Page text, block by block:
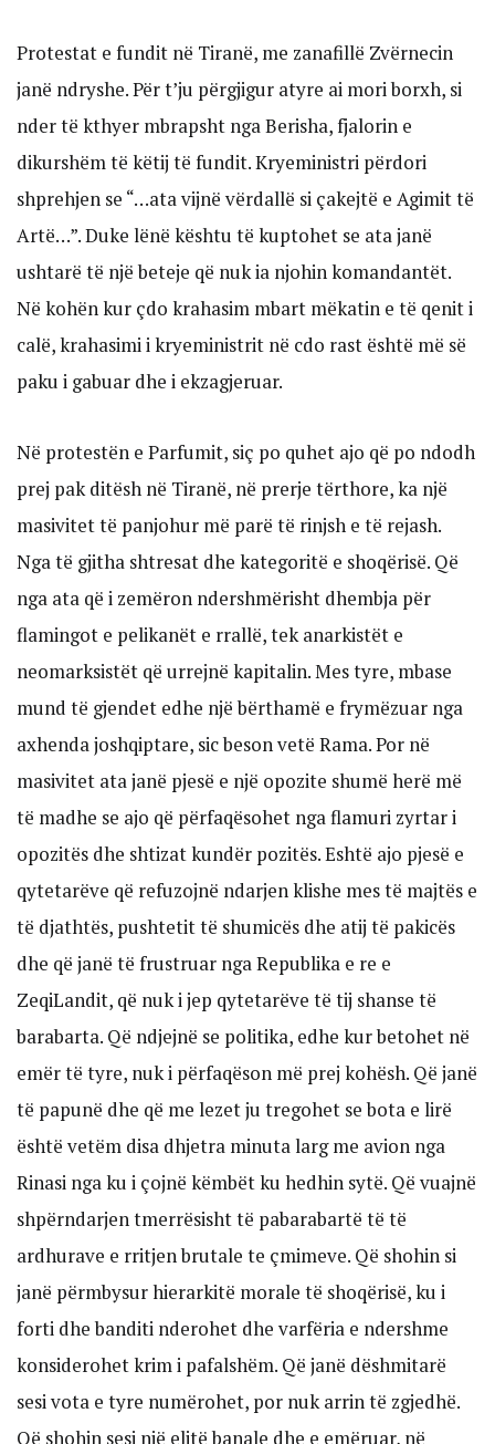
Protestat e fundit në Tiranë, me zanafillë Zvërnecin
janë ndryshe. Për t’ju përgjigur atyre ai mori borxh, si
nder të kthyer mbrapsht nga Berisha, fjalorin e
dikurshëm të këtij të fundit. Kryeministri përdori
shprehjen se “…ata vijnë vërdallë si çakejtë e Agimit të
Artë…”. Duke lënë kështu të kuptohet se ata janë
ushtarë të një beteje që nuk ia njohin komandantët.
Në kohën kur çdo krahasim mbart mëkatin e të qenit i
calë, krahasimi i kryeministrit në cdo rast është më së
paku i gabuar dhe i ekzagjeruar.
Në protestën e Parfumit, siç po quhet ajo që po ndodh
prej pak ditësh në Tiranë, në prerje tërthore, ka një
masivitet të panjohur më parë të rinjsh e të rejash.
Nga të gjitha shtresat dhe kategoritë e shoqërisë. Që
nga ata që i zemëron ndershmërisht dhembja për
flamingot e pelikanët e rrallë, tek anarkistët e
neomarksistët që urrejnë kapitalin. Mes tyre, mbase
mund të gjendet edhe një bërthamë e frymëzuar nga
axhenda joshqiptare, sic beson vetë Rama. Por në
masivitet ata janë pjesë e një opozite shumë herë më
të madhe se ajo që përfaqësohet nga flamuri zyrtar i
opozitës dhe shtizat kundër pozitës. Eshtë ajo pjesë e
qytetarëve që refuzojnë ndarjen klishe mes të majtës e
të djathtës, pushtetit të shumicës dhe atij të pakicës
dhe që janë të frustruar nga Republika e re e
ZeqiLandit, që nuk i jep qytetarëve të tij shanse të
barabarta. Që ndjejnë se politika, edhe kur betohet në
emër të tyre, nuk i përfaqëson më prej kohësh. Që janë
të papunë dhe që me lezet ju tregohet se bota e lirë
është vetëm disa dhjetra minuta larg me avion nga
Rinasi nga ku i çojnë këmbët ku hedhin sytë. Që vuajnë
shpërndarjen tmerrësisht të pabarabartë të të
ardhurave e rritjen brutale te çmimeve. Që shohin si
janë përmbysur hierarkitë morale të shoqërisë, ku i
forti dhe banditi nderohet dhe varfëria e ndershme
konsiderohet krim i pafalshëm. Që janë dëshmitarë
sesi vota e tyre numërohet, por nuk arrin të zgjedhë.
Që shohin sesi një elitë banale dhe e emëruar, në